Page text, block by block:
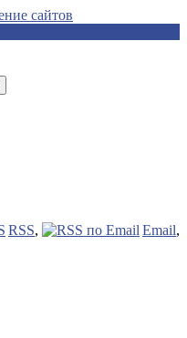
RSS, Email,